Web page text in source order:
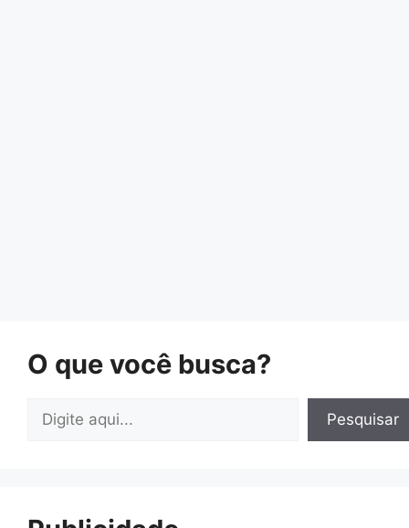
O que você busca?
Pesquisar
Pesquisar